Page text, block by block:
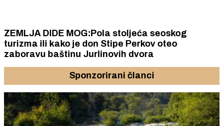
ZEMLJA DIDE MOG:Pola stoljeća seoskog
turizma ili kako je don Stipe Perkov oteo
zaboravu baštinu Jurlinovih dvora
Sponzorirani članci